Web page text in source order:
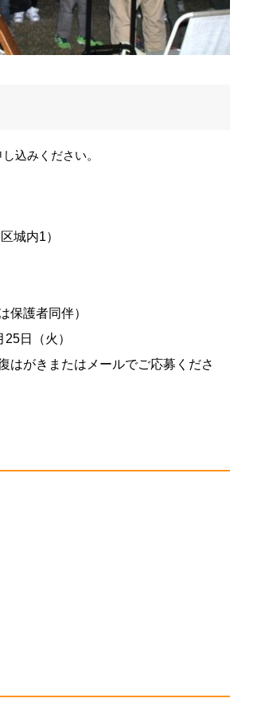
込みください。
城内1）
保護者同伴）
日（火）
はがきまたはメールでご応募くださ